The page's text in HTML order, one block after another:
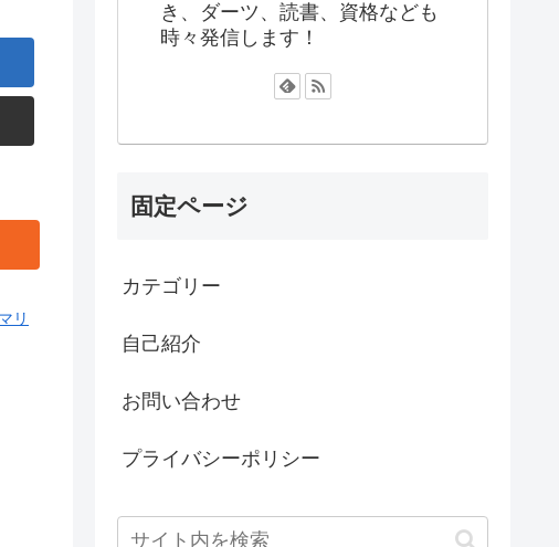
リ
き、ダーツ、読書、資格なども
時々発信します！
固定ページ
カテゴリー
自己紹介
お問い合わせ
プライバシーポリシー